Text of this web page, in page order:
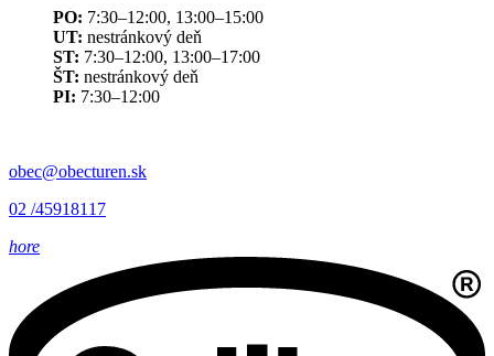
PO: 7:30–12:00, 13:00–15:00
UT: nestránkový deň
ST: 7:30–12:00, 13:00–17:00
ŠT: nestránkový deň
PI: 7:30–12:00
obec@obecturen.sk
02 /45918117
hore